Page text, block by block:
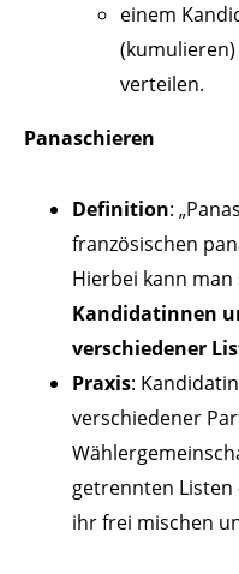
einem
verteilen.
Panaschieren
Definition:
französischen
Hierbei kann
Kandidatinnen
verschiedener
Praxis:
verschiedener
getrennten
ihr frei mischen